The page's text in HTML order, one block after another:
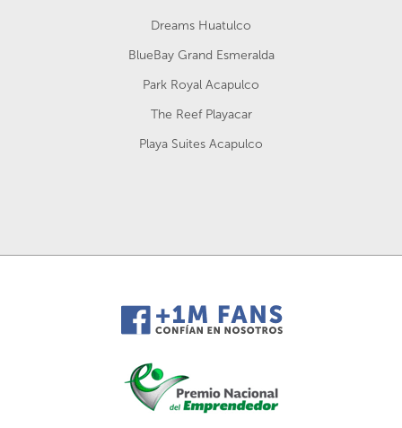
Dreams Huatulco
BlueBay Grand Esmeralda
Park Royal Acapulco
The Reef Playacar
Playa Suites Acapulco